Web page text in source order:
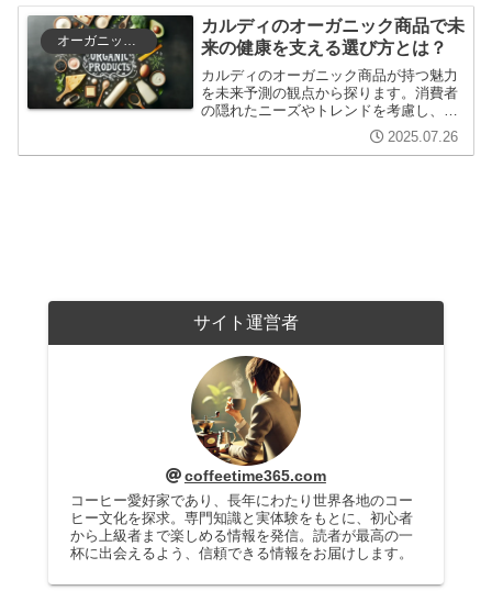
フをサポートします。
オーガニック商品
カルディのオーガニック商品で未
来の健康を支える選び方とは？
カルディのオーガニック商品が持つ魅力
を未来予測の観点から探ります。消費者
の隠れたニーズやトレンドを考慮し、ど
のようにしてカルディがオーガニック市
場での競争力を高めているのかを解説。
2025.07.26
サイト運営者
coffeetime365.com
コーヒー愛好家であり、長年にわたり世界各地のコー
ヒー文化を探求。専門知識と実体験をもとに、初心者
から上級者まで楽しめる情報を発信。読者が最高の一
杯に出会えるよう、信頼できる情報をお届けします。